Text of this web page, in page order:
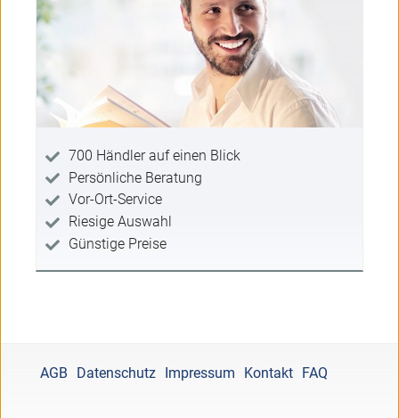
700 Händler auf einen Blick
Persönliche Beratung
Vor-Ort-Service
Riesige Auswahl
Günstige Preise
AGB Datenschutz Impressum Kontakt FAQ